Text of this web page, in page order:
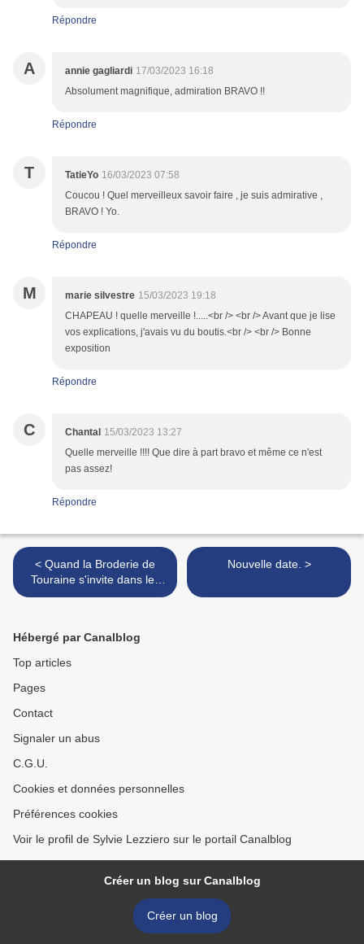
Répondre
A annie gagliardi 17/03/2023 16:18
Absolument magnifique, admiration BRAVO !!
Répondre
T TatieYo 16/03/2023 07:58
Coucou ! Quel merveilleux savoir faire , je suis admirative ,
BRAVO ! Yo.
Répondre
M marie silvestre 15/03/2023 19:18
CHAPEAU ! quelle merveille !.....<br /> <br /> Avant que je lise
vos explications, j'avais vu du boutis.<br /> <br /> Bonne
exposition
Répondre
C Chantal 15/03/2023 13:27
Quelle merveille !!!! Que dire à part bravo et même ce n'est
pas assez!
Répondre
< Quand la Broderie de
Touraine s'invite dans les
séries télévisées
Nouvelle date. >
Hébergé par Canalblog
Top articles
Pages
Contact
Signaler un abus
C.G.U.
Cookies et données personnelles
Préférences cookies
Voir le profil de Sylvie Lezziero sur le portail Canalblog
Créer un blog sur Canalblog
Créer un blog